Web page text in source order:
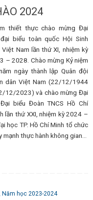
2024
thiết thực chào mừng Đại
biểu toàn quốc Hội Sinh
Việt Nam lần thứ XI, nhiệm kỳ
– 2028. Chào mừng Kỷ niệm
ngày thành lập Quân đội
dân Việt Nam (22/12/1944
12/2023) và chào mừng Đại
biểu Đoàn TNCS Hồ Chí
lần thứ XXI, nhiệm kỳ 2024 –
học TP. Hồ Chí Minh tổ chức
thực hành không gian…
Năm học 2023-2024